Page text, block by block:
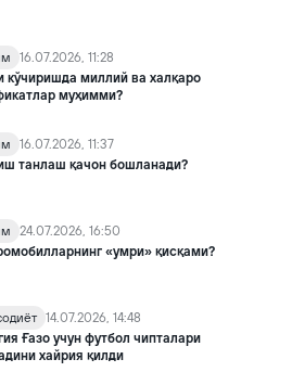
16.07.2026, 11:28
кўчиришда миллий ва халқаро
муҳимми?
16.07.2026, 11:37
танлаш қачон бошланади?
24.07.2026, 16:50
«умри» қисқами?
14.07.2026, 14:48
Ғазо учун футбол чипталари
хайрия қилди